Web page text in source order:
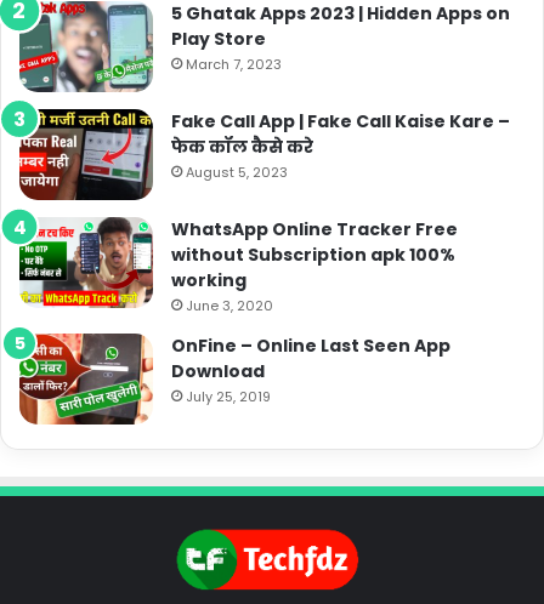
5 Ghatak Apps 2023 | Hidden Apps on
Play Store
March 7, 2023
Fake Call App | Fake Call Kaise Kare –
फेक कॉल कैसे करे
August 5, 2023
WhatsApp Online Tracker Free
without Subscription apk 100%
working
June 3, 2020
OnFine – Online Last Seen App
Download
July 25, 2019